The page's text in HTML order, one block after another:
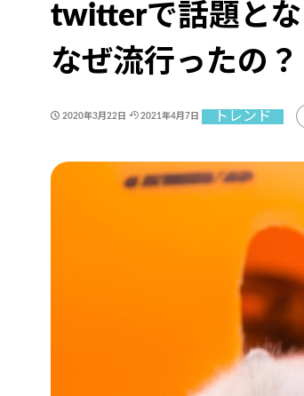
twitterで話題とな
なぜ流行ったの？
2020年3月22日 2021年4月7日 トレンド